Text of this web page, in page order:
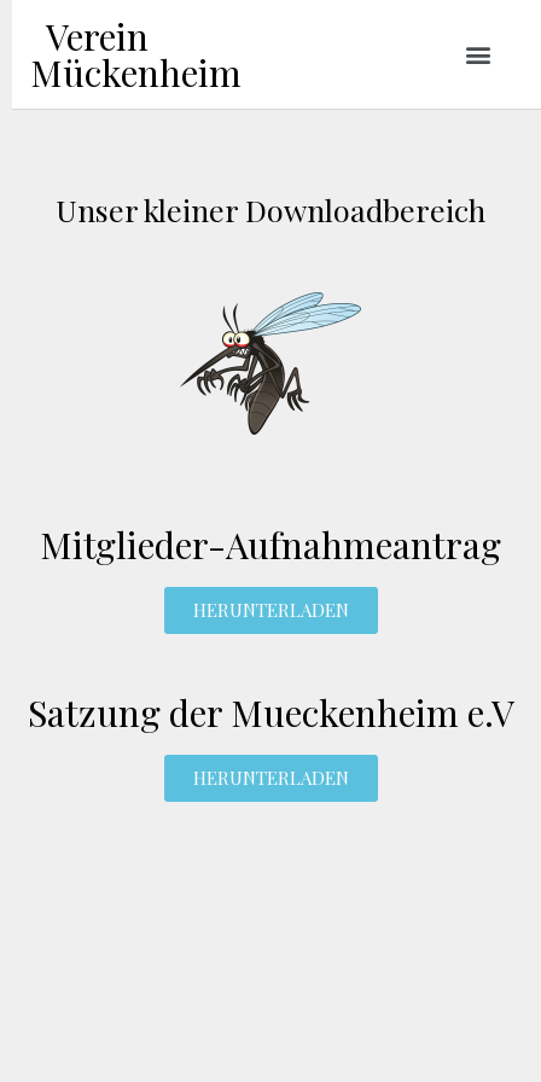
Verein
Mückenheim
Unser kleiner Downloadbereich
Mitglieder-Aufnahmeantrag
HERUNTERLADEN
Satzung der Mueckenheim e.V
HERUNTERLADEN